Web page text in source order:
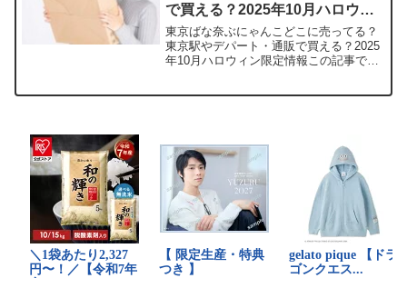
で買える？2025年10月ハロウィ
ン限定情報
東京ばな奈ぶにゃんこどこに売ってる？
東京駅やデパート・通販で買える？2025
年10月ハロウィン限定情報この記事で